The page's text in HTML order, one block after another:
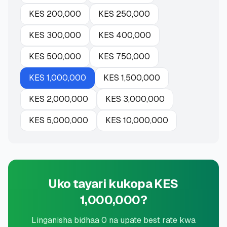
KES 200,000 KES 250,000
KES 300,000 KES 400,000
KES 500,000 KES 750,000
KES 1,000,000 KES 1,500,000
KES 2,000,000 KES 3,000,000
KES 5,000,000 KES 10,000,000
Uko tayari kukopa KES
1,000,000?
Linganisha bidhaa 0 na upate best rate kwa